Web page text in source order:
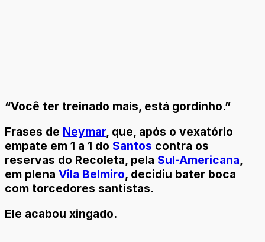
“Você ter treinado mais, está gordinho.”
Frases de Neymar, que, após o vexatório
empate em 1 a 1 do Santos contra os
reservas do Recoleta, pela Sul-Americana,
em plena Vila Belmiro, decidiu bater boca
com torcedores santistas.
Ele acabou xingado.